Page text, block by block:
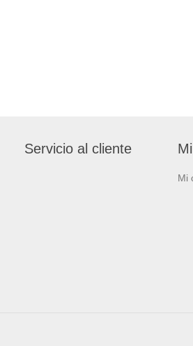
Servicio al cliente
Mi